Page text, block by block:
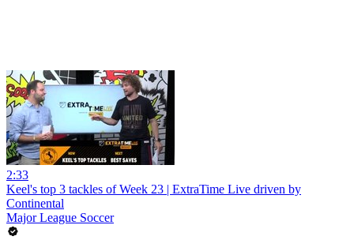
2:33
Keel's top 3 tackles of Week 23 | ExtraTime Live driven by
Continental
Major League Soccer